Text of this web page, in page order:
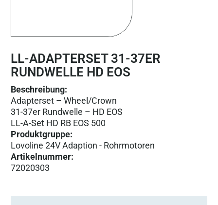
LL-ADAPTERSET 31-37ER
RUNDWELLE HD EOS
Beschreibung:
Adapterset – Wheel/Crown
31-37er Rundwelle – HD EOS
LL-A-Set HD RB EOS 500
Produktgruppe:
Lovoline 24V Adaption - Rohrmotoren
Artikelnummer:
72020303